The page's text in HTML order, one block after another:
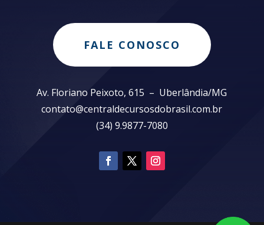
FALE CONOSCO
Av. Floriano Peixoto, 615 – Uberlândia/MG
contato@centraldecursosdobrasil.com.br
(34) 9.9877-7080